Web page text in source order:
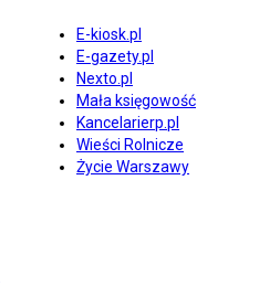
E-kiosk.pl
E-gazety.pl
Nexto.pl
Mała księgowość
Kancelarierp.pl
Wieści Rolnicze
Życie Warszawy